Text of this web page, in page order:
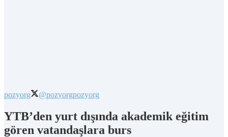
pozyorg @pozyorgpozyorg
YTB’den yurt dışında akademik eğitim
gören vatandaşlara burs